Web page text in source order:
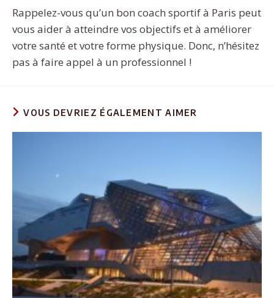
Rappelez-vous qu’un bon coach sportif à Paris peut
vous aider à atteindre vos objectifs et à améliorer
votre santé et votre forme physique. Donc, n’hésitez
pas à faire appel à un professionnel !
VOUS DEVRIEZ ÉGALEMENT AIMER